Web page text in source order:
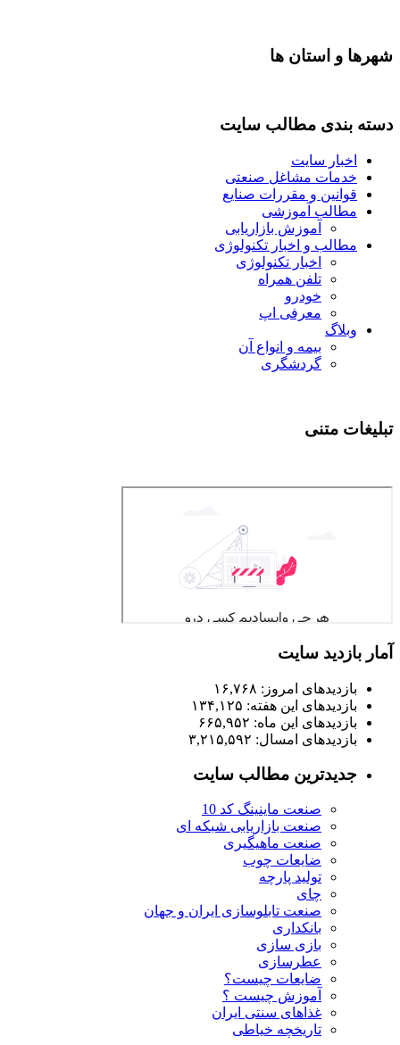
شهرها و استان ها
دسته بندی مطالب سایت
اخبار سایت
خدمات مشاغل صنعتی
قوانین و مقررات صنایع
مطالب آموزشی
آموزش بازاریابی
مطالب و اخبار تکنولوژی
اخبار تکنولوژی
تلفن همراه
خودرو
معرفی اپ
وبلاگ
بیمه و انواع آن
گردشگری
تبلیغات متنی
آمار بازدید سایت
بازدیدهای امروز: ۱۶,۷۶۸
بازدیدهای این هفته: ۱۳۴,۱۲۵
بازدیدهای این ماه: ۶۶۵,۹۵۲
بازدیدهای امسال: ۳,۲۱۵,۵۹۲
جدیدترین مطالب سایت
صنعت ماینینگ کد 10
صنعت بازاریابی شبکه ای
صنعت ماهیگیری
ضایعات چوب
تولید پارچه
چای
صنعت تابلوسازی ایران و جهان
بانکداری
بازی سازی
عطرسازی
ضایعات چیست؟
آموزش چیست ؟
غذاهای سنتی ایران
تاریخچه خیاطی